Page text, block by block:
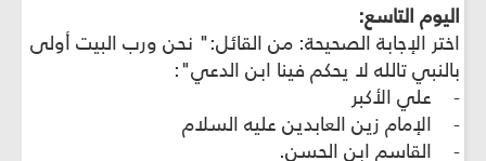
اليوم التاسع:
اختر الإجابة الصحيحة: من القائل:" نحن ورب البيت أولى
بالنبي تالله لا يحكم فينا ابن الدعي":
- علي الأكبر
- الإمام زين العابدين عليه السلام
- القاسم ابن الحسن.